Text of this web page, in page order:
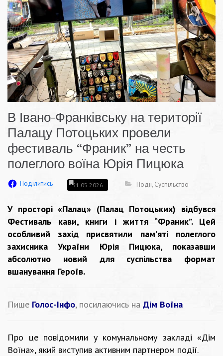
В Івано-Франківську на території
Палацу Потоцьких провели
фестиваль “Франик” на честь
полеглого воїна Юрія Пицюка
Поділитись 31.05.2026 Події, Суспільство
У просторі «Палац» (Палац Потоцьких) відбувся
Фестиваль кави, книги і життя “Франик”. Цей
особливий захід присвятили пам’яті полеглого
захисника України Юрія Пицюка, показавши
абсолютно новий для суспільства формат
вшанування Героїв.
Пише Голос-Інфо, посилаючись на Дім Воїна
Про це повідомили у комунальному закладі «Дім
Воїна», який виступив активним партнером події.